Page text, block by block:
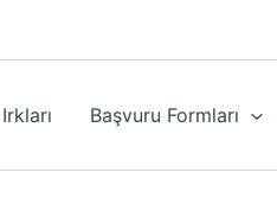
Başvuru Formları